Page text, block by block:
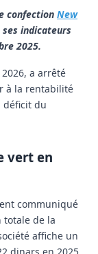
confection New
indicateurs
2025.
a arrêté
à la rentabilité
déficit du
vert en
communiqué
totale de la
affiche un